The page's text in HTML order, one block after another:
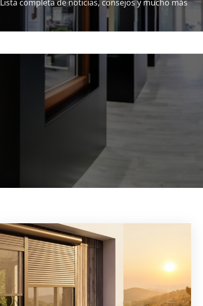
Lista completa de noticias, consejos y mucho más